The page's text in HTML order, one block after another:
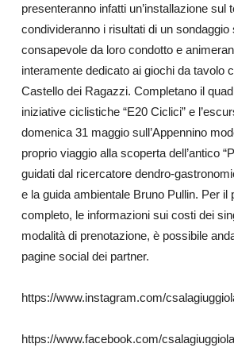
presenteranno infatti un’installazione sul
condivideranno i risultati di un
consapevole da loro condotto e
interamente dedicato ai giochi da tavolo
Castello dei Ragazzi. Completano il
iniziative ciclistiche “E20 Ciclici” e
domenica 31 maggio sull’Appennino
proprio viaggio alla scoperta dell’antico
guidati dal ricercatore dendro-
e la guida ambientale Bruno Pullin. Per il
completo, le informazioni sui costi dei
modalità di prenotazione, è possibile
pagine social dei partner.
https://www.instagram.com/
https://www.facebook.com/